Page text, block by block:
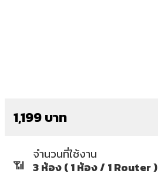
1,199 บาท
📶
จำนวนที่ใช้งาน
3 ห้อง ( 1 ห้อง / 1 Router )